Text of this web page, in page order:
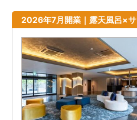
2026年7月開業｜露天風呂×